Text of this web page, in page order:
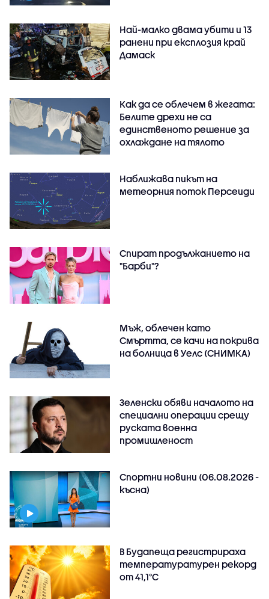
Най-малко двама убити и 13
ранени при експлозия край
Дамаск
Как да се облечем в жегата:
Белите дрехи не са
единственото решение за
охлаждане на тялото
Наближава пикът на
метеорния поток Персеиди
Спират продължанието на
"Барби"?
Мъж, облечен като
Смъртта, се качи на покрива
на болница в Уелс (СНИМКА)
Зеленски обяви началото на
специални операции срещу
руската военна
промишленост
Спортни новини (06.08.2026 -
късна)
В Будапеща регистрираха
температуратурен рекорд
от 41,1°C